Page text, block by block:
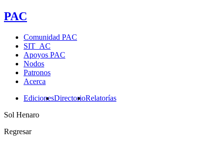
PAC
Comunidad PAC
SIT_AC
Apoyos PAC
Nodos
Patronos
Acerca
EdicionesDirectorioRelatorías
Sol Henaro
Regresar